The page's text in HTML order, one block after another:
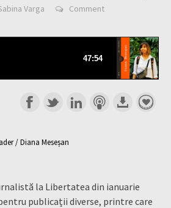
Varga Comment
/ Diana Meseșan
la Libertatea din ianuarie
publicații diverse, printre care